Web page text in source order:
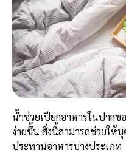
น้ำช่วยเปียกอาหารในปากข
ง่ายขึ้น สิ่งนี้สามารถช่วยให้
ประทานอาหารบางประเภท